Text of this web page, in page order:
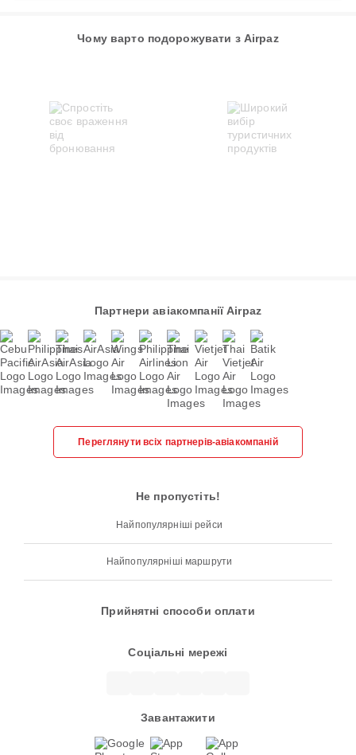
Чому варто подорожувати з Airpaz
Партнери авіакомпанії Airpaz
Переглянути всіх партнерів-авіакомпаній
Не пропустіть!
Найпопулярніші рейси
Найпопулярніші маршрути
Прийнятні способи оплати
Соціальні мережі
Завантажити